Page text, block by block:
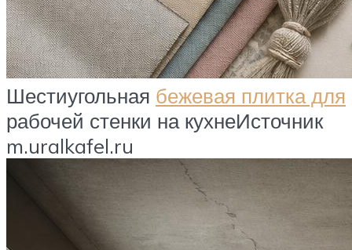
Шестиугольная бежевая плитка для
рабочей стенки на кухнеИсточник
m.uralkafel.ru